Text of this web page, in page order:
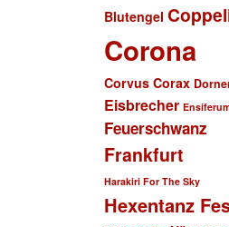
Blutengel
Corona
Corvus Corax
Eisbrecher
Feuerschwanz
Frankfurt
Harakiri For The Sky
Hexentanz